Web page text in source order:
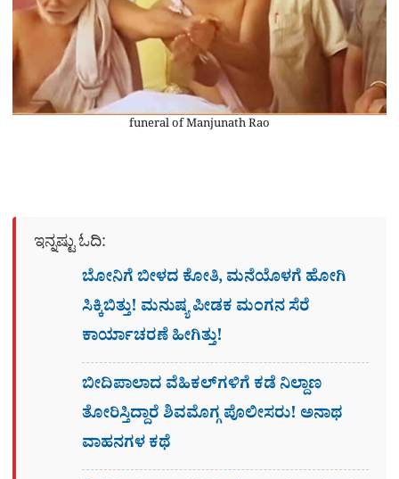
funeral of Manjunath Rao
ಇನ್ನಷ್ಟು ಓದಿ:
ಬೋನಿಗೆ ಬೀಳದ ಕೋತಿ, ಮನೆಯೊಳಗೆ ಹೋಗಿ
ಸಿಕ್ಕಿಬಿತ್ತು! ಮನುಷ್ಯ ಪೀಡಕ ಮಂಗನ ಸೆರೆ
ಕಾರ್ಯಾಚರಣೆ ಹೀಗಿತ್ತು!
ಬೀದಿಪಾಲಾದ ವೆಹಿಕಲ್​ಗಳಿಗೆ ಕಡೆ ನಿಲ್ದಾಣ
ತೋರಿಸ್ತಿದ್ದಾರೆ ಶಿವಮೊಗ್ಗ ಪೊಲೀಸರು! ಅನಾಥ
ವಾಹನಗಳ ಕಥೆ